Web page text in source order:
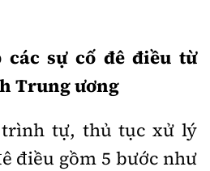
sự cố đê điều từ
Trung ương
tự, thủ tục xử lý
điều gồm 5 bước như